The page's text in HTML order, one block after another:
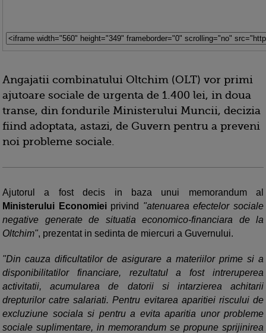
Angajatii combinatului Oltchim (OLT) vor primi
ajutoare sociale de urgenta de 1.400 lei, in doua
transe, din fondurile Ministerului Muncii, decizia
fiind adoptata, astazi, de Guvern pentru a preveni
noi probleme sociale.
Ajutorul a fost decis in baza unui memorandum al
Ministerului Economiei privind "atenuarea efectelor sociale
negative generate de situatia economico-financiara de la
Oltchim", prezentat in sedinta de miercuri a Guvernului.
"Din cauza dificultatilor de asigurare a materiilor prime si a
disponibilitatilor financiare, rezultatul a fost intreruperea
activitatii, acumularea de datorii si intarzierea achitarii
drepturilor catre salariati. Pentru evitarea aparitiei riscului de
excluziune sociala si pentru a evita aparitia unor probleme
sociale suplimentare, in memorandum se propune sprijinirea